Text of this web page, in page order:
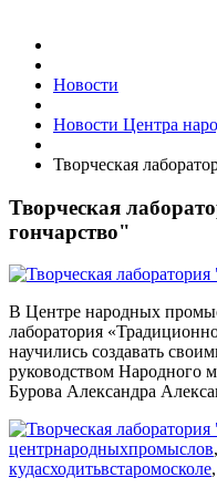
Новости
Новости Центра
Творческая
Творческая
гончарство"
В Центре народных
лаборатория
научились создавать
руководством Народного
Бурова Александра
центрнародныхпромыслов,
кудасходитьвстаромосколе,